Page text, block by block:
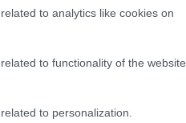
to analytics like cookies on
to functionality of the website
to personalization.